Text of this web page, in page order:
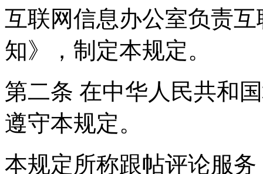
互联网信息办公室负责
知》，制定本规定。
第二条 在中华人民共和
遵守本规定。
本规定所称跟帖评论服